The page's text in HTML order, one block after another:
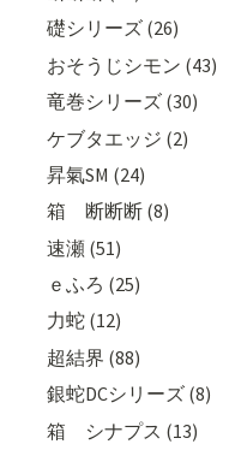
礎シリーズ (26)
おそうじシモン (43)
竜巻シリーズ (30)
ケブタエッジ (2)
昇氣SM (24)
箱 断断断 (8)
速瀬 (51)
ｅふろ (25)
力蛇 (12)
超結界 (88)
銀蛇DCシリーズ (8)
箱 シナプス (13)